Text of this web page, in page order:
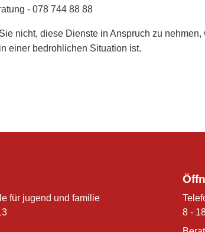
- 078 744 88 88
nicht, diese Dienste in Anspruch zu
einer bedrohlichen Situation ist.
für jugend und familie
8 -